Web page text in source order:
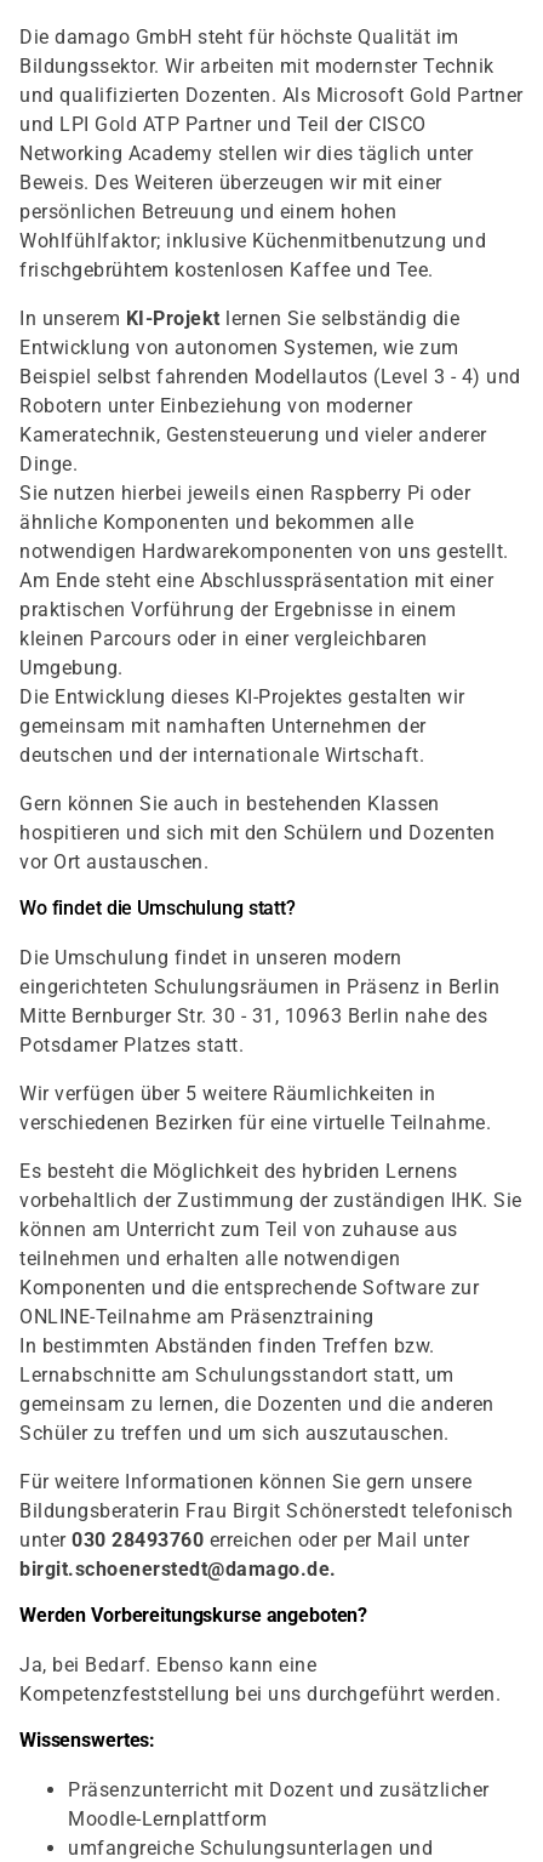
Die damago GmbH steht für höchste Qualität im
Bildungssektor. Wir arbeiten mit modernster Technik
und qualifizierten Dozenten. Als Microsoft Gold Partner
und LPI Gold ATP Partner und Teil der CISCO
Networking Academy stellen wir dies täglich unter
Beweis. Des Weiteren überzeugen wir mit einer
persönlichen Betreuung und einem hohen
Wohlfühlfaktor; inklusive Küchenmitbenutzung und
frischgebrühtem kostenlosen Kaffee und Tee.
In unserem KI-Projekt lernen Sie selbständig die
Entwicklung von autonomen Systemen, wie zum
Beispiel selbst fahrenden Modellautos (Level 3 - 4) und
Robotern unter Einbeziehung von moderner
Kameratechnik, Gestensteuerung und vieler anderer
Dinge.
Sie nutzen hierbei jeweils einen Raspberry Pi oder
ähnliche Komponenten und bekommen alle
notwendigen Hardwarekomponenten von uns gestellt.
Am Ende steht eine Abschlusspräsentation mit einer
praktischen Vorführung der Ergebnisse in einem
kleinen Parcours oder in einer vergleichbaren
Umgebung.
Die Entwicklung dieses KI-Projektes gestalten wir
gemeinsam mit namhaften Unternehmen der
deutschen und der internationale Wirtschaft.
Gern können Sie auch in bestehenden Klassen
hospitieren und sich mit den Schülern und Dozenten
vor Ort austauschen.
Wo findet die Umschulung statt?
Die Umschulung findet in unseren modern
eingerichteten Schulungsräumen in Präsenz in Berlin
Mitte Bernburger Str. 30 - 31, 10963 Berlin nahe des
Potsdamer Platzes statt.
Wir verfügen über 5 weitere Räumlichkeiten in
verschiedenen Bezirken für eine virtuelle Teilnahme.
Es besteht die Möglichkeit des hybriden Lernens
vorbehaltlich der Zustimmung der zuständigen IHK. Sie
können am Unterricht zum Teil von zuhause aus
teilnehmen und erhalten alle notwendigen
Komponenten und die entsprechende Software zur
ONLINE-Teilnahme am Präsenztraining
In bestimmten Abständen finden Treffen bzw.
Lernabschnitte am Schulungsstandort statt, um
gemeinsam zu lernen, die Dozenten und die anderen
Schüler zu treffen und um sich auszutauschen.
Für weitere Informationen können Sie gern unsere
Bildungsberaterin Frau Birgit Schönerstedt telefonisch
unter 030 28493760 erreichen oder per Mail unter
birgit.schoenerstedt@damago.de.
Werden Vorbereitungskurse angeboten?
Ja, bei Bedarf. Ebenso kann eine
Kompetenzfeststellung bei uns durchgeführt werden.
Wissenswertes:
Präsenzunterricht mit Dozent und zusätzlicher
Moodle-Lernplattform
umfangreiche Schulungsunterlagen und